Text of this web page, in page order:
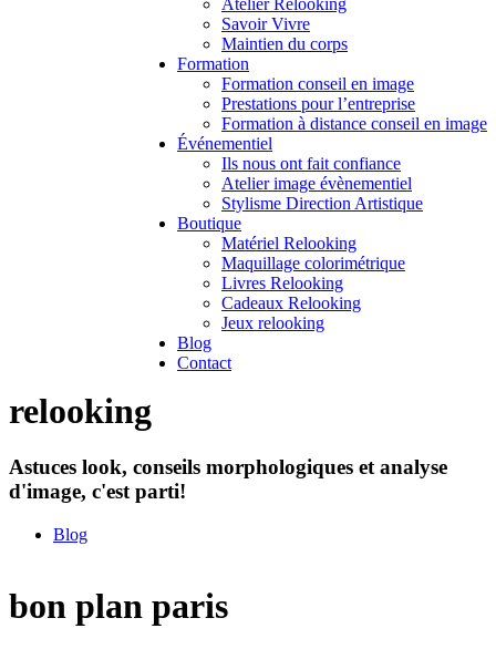
Savoir Vivre
Maintien du corps
Formation
Formation conseil en image
Prestations pour l’entreprise
Formation à distance conseil en image
Événementiel
Ils nous ont fait confiance
Atelier image évènementiel
Stylisme Direction Artistique
Boutique
Matériel Relooking
Maquillage colorimétrique
Livres Relooking
Cadeaux Relooking
Jeux relooking
Blog
Contact
relooking
Astuces look, conseils morphologiques et analyse
d'image, c'est parti!
Blog
bon plan paris